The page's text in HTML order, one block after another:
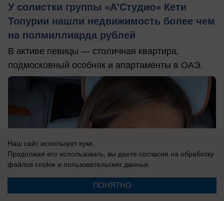
У солистки группы «А'Студио» Кети
Топурии нашли недвижимость более чем
на полмиллиарда рублей
В активе певицы — столичная квартира,
подмосковный особняк и апартаменты в ОАЭ.
Наш сайт использует куки.
Продолжая его использовать, вы даете согласие на обработку
файлов cookie и пользовательских данных.
ПОНЯТНО